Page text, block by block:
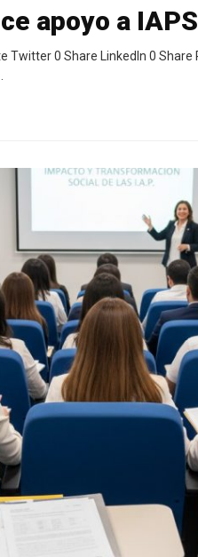
apoyo a IAPS
Twitter 0 Share LinkedIn 0